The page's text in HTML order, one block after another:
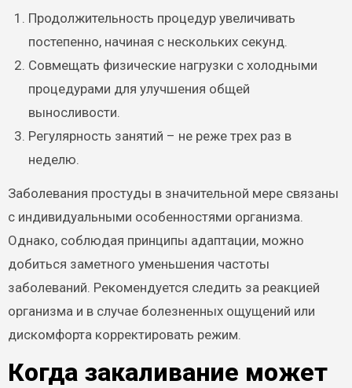
Продолжительность процедур увеличивать
постепенно, начиная с нескольких секунд.
Совмещать физические нагрузки с холодными
процедурами для улучшения общей
выносливости.
Регулярность занятий – не реже трех раз в
неделю.
Заболевания простуды в значительной мере связаны
с индивидуальными особенностями организма.
Однако, соблюдая принципы адаптации, можно
добиться заметного уменьшения частоты
заболеваний. Рекомендуется следить за реакцией
организма и в случае болезненных ощущений или
дискомфорта корректировать режим.
Когда закаливание может